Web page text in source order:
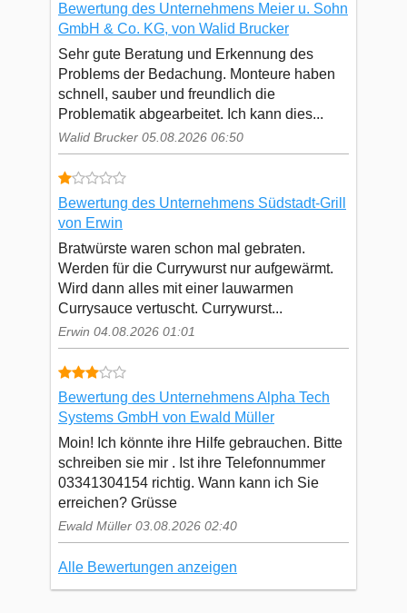
Bewertung des Unternehmens Meier u. Sohn
GmbH & Co. KG, von Walid Brucker
Sehr gute Beratung und Erkennung des
Problems der Bedachung. Monteure haben
schnell, sauber und freundlich die
Problematik abgearbeitet. Ich kann dies...
Walid Brucker 05.08.2026 06:50
Bewertung des Unternehmens Südstadt-Grill
von Erwin
Bratwürste waren schon mal gebraten.
Werden für die Currywurst nur aufgewärmt.
Wird dann alles mit einer lauwarmen
Currysauce vertuscht. Currywurst...
Erwin 04.08.2026 01:01
Bewertung des Unternehmens Alpha Tech
Systems GmbH von Ewald Müller
Moin! Ich könnte ihre Hilfe gebrauchen. Bitte
schreiben sie mir . Ist ihre Telefonnummer
03341304154 richtig. Wann kann ich Sie
erreichen? Grüsse
Ewald Müller 03.08.2026 02:40
Alle Bewertungen anzeigen